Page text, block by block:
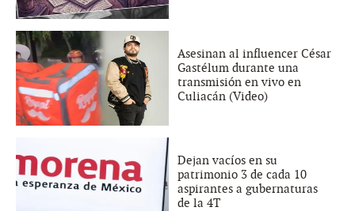
Asesinan al influencer César
Gastélum durante una
transmisión en vivo en
Culiacán (Video)
Dejan vacíos en su
patrimonio 3 de cada 10
aspirantes a gubernaturas
de la 4T